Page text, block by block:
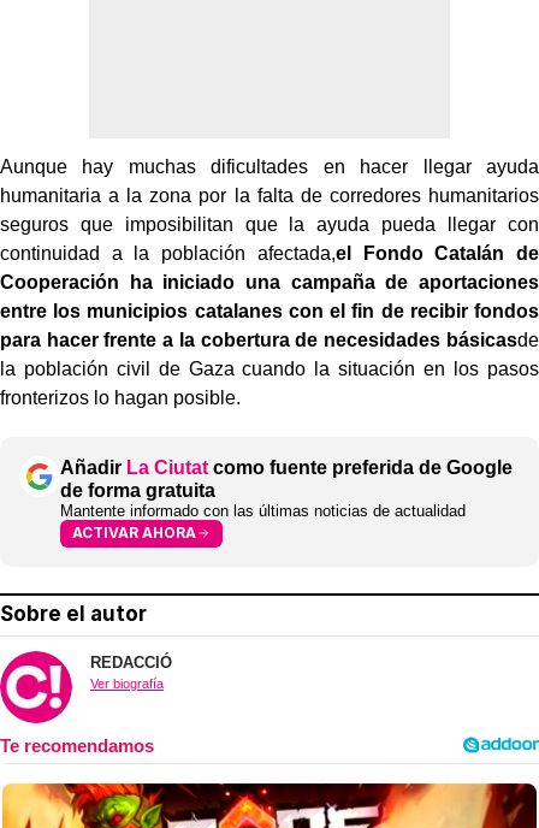
Aunque hay muchas dificultades en hacer llegar ayuda
humanitaria a la zona por la falta de corredores humanitarios
seguros que imposibilitan que la ayuda pueda llegar con
continuidad a la población afectada,el Fondo Catalán de
Cooperación ha iniciado una campaña de aportaciones
entre los municipios catalanes con el fin de recibir fondos
para hacer frente a la cobertura de necesidades básicasde
la población civil de Gaza cuando la situación en los pasos
fronterizos lo hagan posible.
Añadir La Ciutat como fuente preferida de Google
de forma gratuita
Mantente informado con las últimas noticias de actualidad
ACTIVAR AHORA
Sobre el autor
REDACCIÓ
Ver biografía